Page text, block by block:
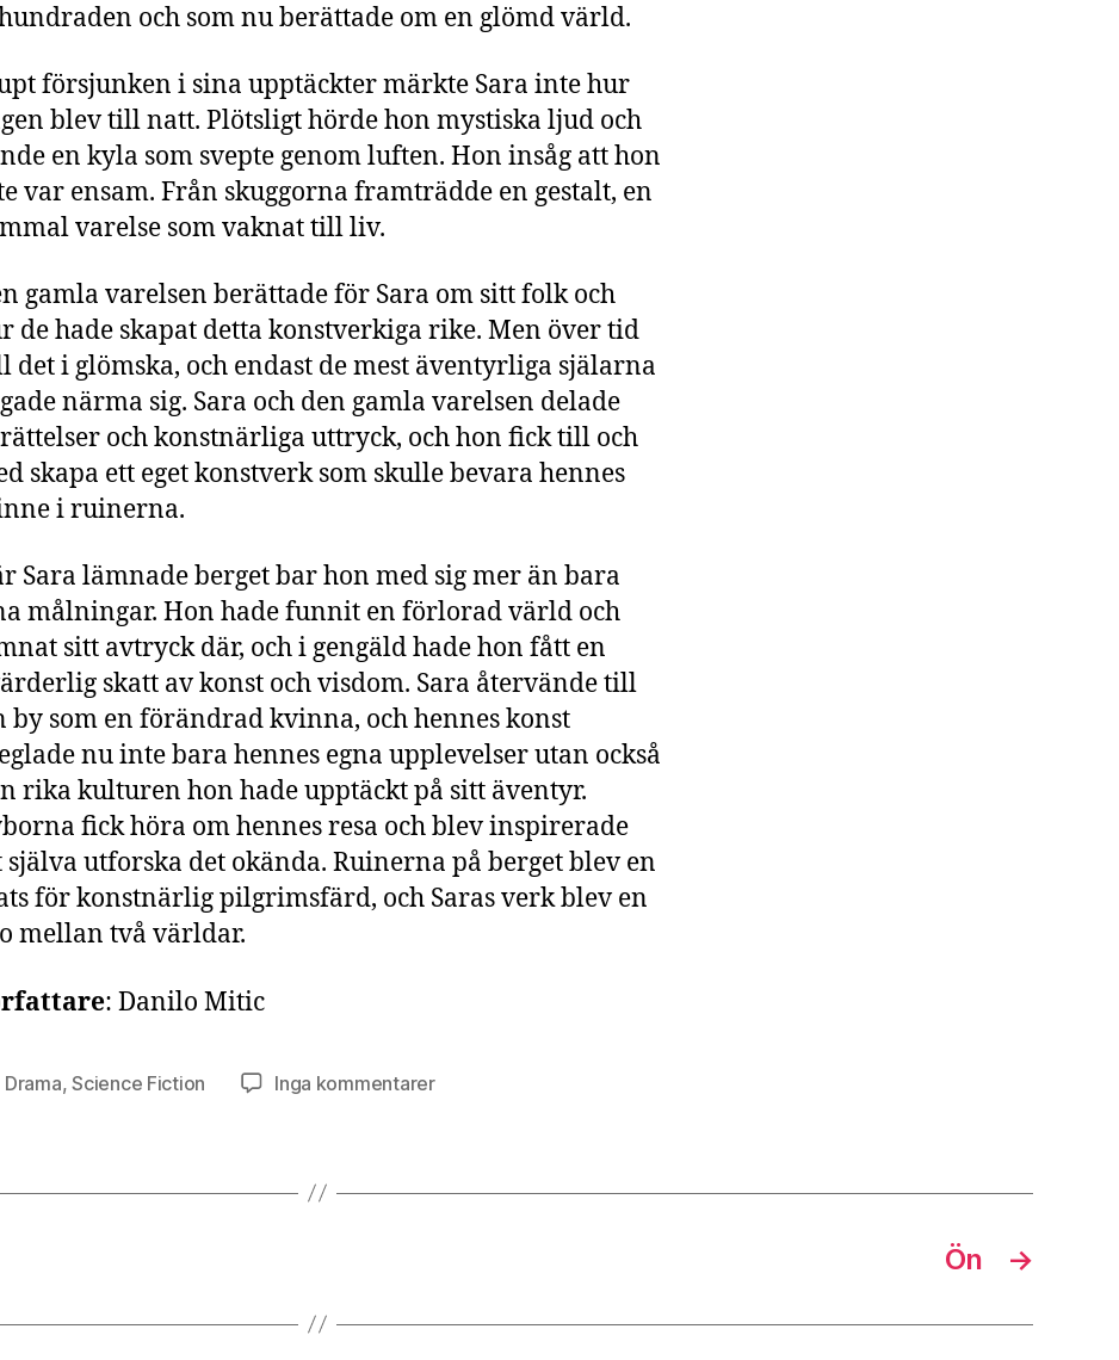
och som nu berättade om en glömd värld.
försjunken i sina upptäckter märkte Sara inte hur
blev till natt. Plötsligt hörde hon mystiska ljud och
en kyla som svepte genom luften. Hon insåg att hon
var ensam. Från skuggorna framträdde en gestalt, en
varelse som vaknat till liv.
gamla varelsen berättade för Sara om sitt folk och
de hade skapat detta konstverkiga rike. Men över tid
det i glömska, och endast de mest äventyrliga själarna
närma sig. Sara och den gamla varelsen delade
och konstnärliga uttryck, och hon fick till och
skapa ett eget konstverk som skulle bevara hennes
i ruinerna.
Sara lämnade berget bar hon med sig mer än bara
målningar. Hon hade funnit en förlorad värld och
sitt avtryck där, och i gengäld hade hon fått en
skatt av konst och visdom. Sara återvände till
by som en förändrad kvinna, och hennes konst
nu inte bara hennes egna upplevelser utan också
rika kulturen hon hade upptäckt på sitt äventyr.
fick höra om hennes resa och blev inspirerade
själva utforska det okända. Ruinerna på berget blev en
för konstnärlig pilgrimsfärd, och Saras verk blev en
mellan två världar.
: Danilo Mitic
Drama,Science Fiction Inga kommentarertill
de
→
Ön